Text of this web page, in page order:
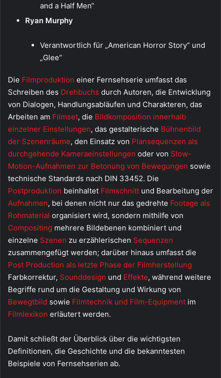
and a Half Men“
Ryan Murphy
Verantwortlich für „American Horror Story“ und
„Glee“
Die Filmproduktion einer Fernsehserie umfasst das
Schreiben des Drehbuchs durch Autoren, die Entwicklung
von Dialogen, Handlungsabläufen und Charakteren, das
Arbeiten am Filmset, die Bildkomposition innerhalb
einzelner Einstellungen, das gestalterische Bühnenbild
der Szenenräume, den Einsatz von Plansequenzen als
durchgehende Kameraeinstellungen oder von Slow-
Motion-Aufnahmen zur Betonung von Bewegungen sowie
technische Standards nach DIN 33452. Die
Postproduktion beinhaltet Filmschnitt und Bearbeitung der
Aufnahmen, bei denen nicht nur das gedrehte Footage als
Rohmaterial organisiert wird, sondern mithilfe von
Compositing mehrere Bildebenen kombiniert und
einzelne Szenen zu erzählerischen Sequenzen
zusammengefügt werden; darüber hinaus umfasst die
Post Production als letzte Phase der Filmherstellung
Farbkorrektur, Sounddesign und Effekte, während weitere
Begriffe rund um die Gestaltung und Wirkung von
Bewegtbild sowie Filmtechnik und Film-Equipment im
Filmlexikon erläutert werden.
Damit schließt der Überblick über die wichtigsten
Definitionen, die Geschichte und die bekanntesten
Beispiele von Fernsehserien ab.